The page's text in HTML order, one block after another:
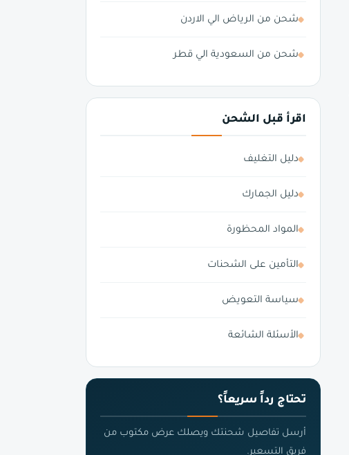
شحن من الرياض الي الاردن
شحن من السعودية الي قطر
اقرأ قبل الشحن
دليل التغليف
دليل الجمارك
المواد المحظورة
التأمين على الشحنات
سياسة التعويض
الأسئلة الشائعة
تحتاج رداً سريعاً؟
أرسل تفاصيل شحنتك ويصلك عرض مكتوب من
فريق التسعير.